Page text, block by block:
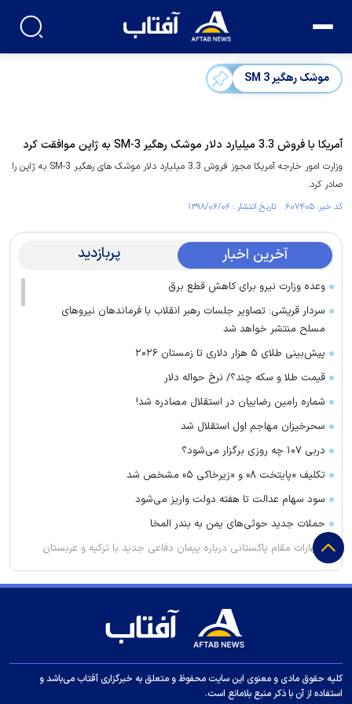
موشک رهگیر SM 3‌
آمریکا با فروش 3.3 میلیارد دلار موشک رهگیر SM-3‌ به ژاپن موافقت کرد
وزارت امور خارجه آمریکا مجوز فروش 3.3 میلیارد دلار موشک های رهگیر SM-3 به ژاپن را
صادر کرد.
کد خبر: ۶۰۷۴۰۵ تاریخ انتشار : ۱۳۹۸/۰۶/۰۶
آخرین اخبار پربازدید
وعده وزارت نیرو برای کاهش قطع برق
سردار قریشی: تصاویر جلسات رهبر انقلاب با فرماندهان نیرو‌های
مسلح منتشر خواهد شد
پیش‌بینی طلای ۵ هزار دلاری تا زمستان ۲۰۲۶
قیمت طلا و سکه چند؟/ نرخ حواله دلار
شماره رامین رضاییان در استقلال مصادره شد!
سحرخیزان مهاجم اول استقلال شد
دربی ۱۰۷ چه روزی برگزار می‌شود؟
تکلیف «پایتخت ۸» و «زیرخاکی ۵» مشخص شد
سود سهام عدالت تا هفته دولت واریز می‌شود
حملات جدید حوثی‌های یمن به بندر المخا
اظهارات مقام پاکستانی درباره پیمان دفاعی جدید با ترکیه و عربستان
سیدحسن خمینی عزادار شد
گزینه جدید تراکتور برای میزبانی در لیگ نخبگان آسیا
لیست ورودی‌های جدید پرسپولیس لو رفت
رایزنی امیر قطر با سلطان عمان
روس‌اتم: تعداد کل متخصصان روسی در نیروگاه هسته‌ای بوشهر به
کلیه حقوق مادی و معنوی این سایت محفوظ و متعلق به خبرگزاری آفتاب می‌باشد و
استفاده از آن با ذکر منبع بلامانع است.